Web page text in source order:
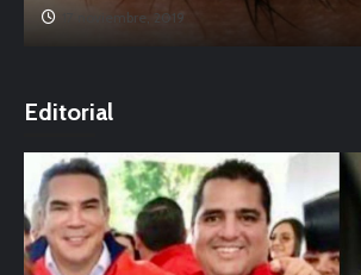
17 noviembre, 2019
Editorial